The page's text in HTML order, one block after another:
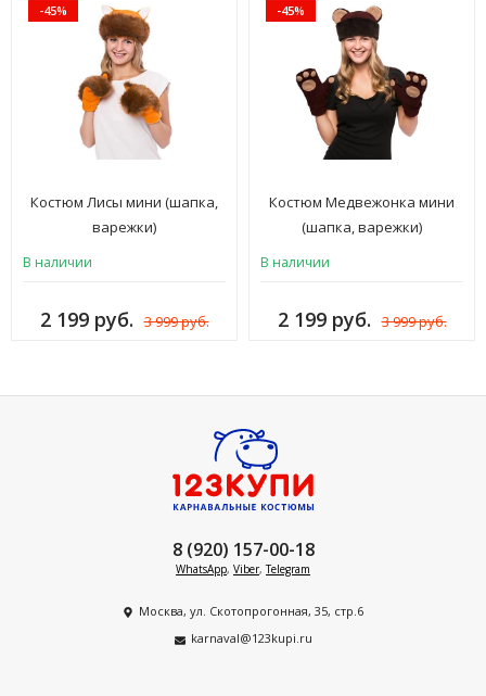
-45%
Костюм Лисы мини (шапка,
варежки)
В наличии
2 199 руб. 3 999 руб.
-45%
Костюм Медвежонка мини
(шапка, варежки)
В наличии
2 199 руб. 3 999 руб.
8 (920) 157-00-18
WhatsApp, Viber,Telegram
Москва, ул. Скотопрогонная, 35, стр.6
karnaval@123kupi.ru